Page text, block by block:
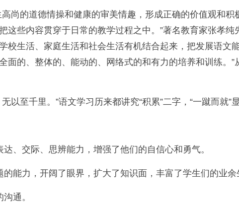
尚的道德情操和健康的审美情趣，形成正确的价值观和
这些内容贯穿于日常的教学过程之中。”著名教育家张孝
校生活、家庭生活和社会生活有机结合起来，把发展语
面的、整体的、能动的、网络式的和有力的培养和训练。
以至千里。”语文学习历来都讲究“积累”二字，“一蹴而就”
、交际、思辨能力，增强了他们的自信心和勇气。
能力，开阔了眼界，扩大了知识面，丰富了学生们的业余
通。